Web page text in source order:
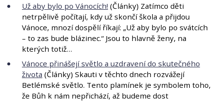
Už aby bylo po Vánocích! (Články) Zatímco děti
netrpělivě počítají, kdy už skončí škola a přijdou
Vánoce, mnozí dospělí říkají: „Už aby bylo po svátcích
– to zas bude blázinec.“ Jsou to hlavně ženy, na
kterých totiž…
Vánoce přinášejí světlo a uzdravení do skutečného
života (Články) Skauti v těchto dnech rozvážejí
Betlémské světlo. Tento plamínek je symbolem toho,
že Bůh k nám nepřichází, až budeme dost